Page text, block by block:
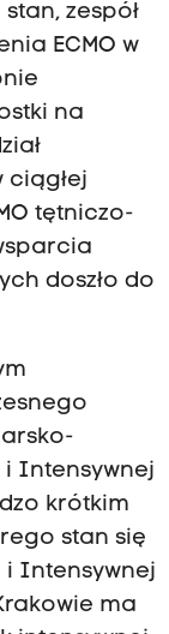
zespół
ECMO w
na
ciągłej
tętniczo-
doszło do
i Intensywnej
krótkim
stan się
i Intensywnej
ma